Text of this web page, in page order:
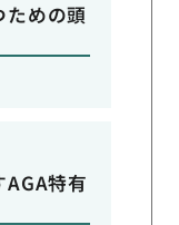
めの頭
特有